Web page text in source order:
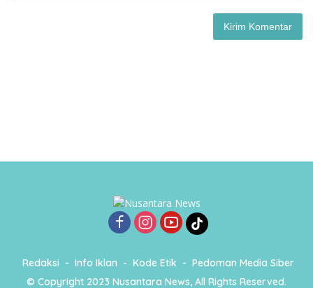
Redaksi Info Iklan Kode Etik
Pedoman Media Siber
© Copyright 2023 Nusantara News, All Rights Reserved.